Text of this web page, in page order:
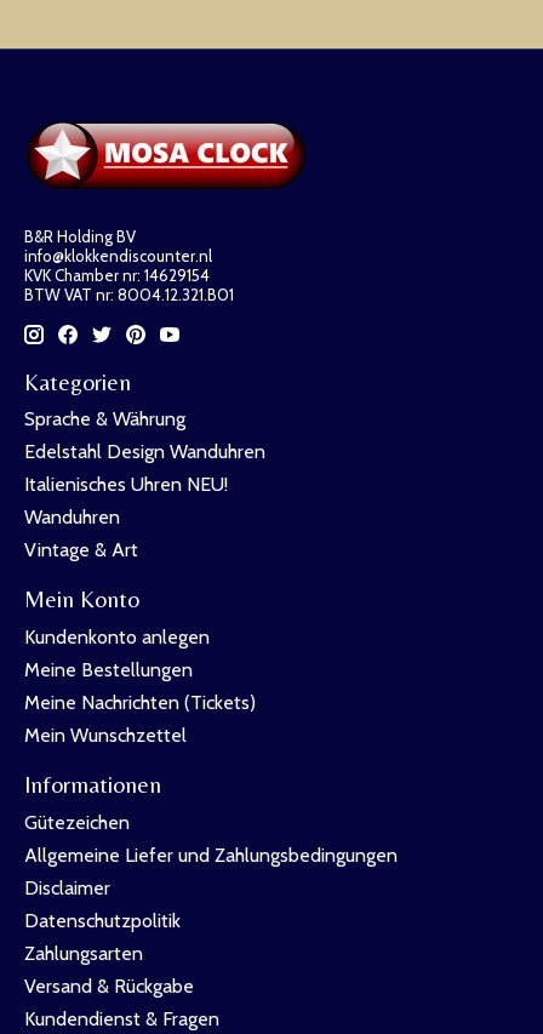
B&R Holding BV
info@klokkendiscounter.nl
KVK Chamber nr: 14629154
BTW VAT nr: 8004.12.321.B01
Kategorien
Sprache & Währung
Edelstahl Design Wanduhren
Italienisches Uhren NEU!
Wanduhren
Vintage & Art
Mein Konto
Kundenkonto anlegen
Meine Bestellungen
Meine Nachrichten (Tickets)
Mein Wunschzettel
Informationen
Gütezeichen
Allgemeine Liefer und Zahlungsbedingungen
Disclaimer
Datenschutzpolitik
Zahlungsarten
Versand & Rückgabe
Kundendienst & Fragen